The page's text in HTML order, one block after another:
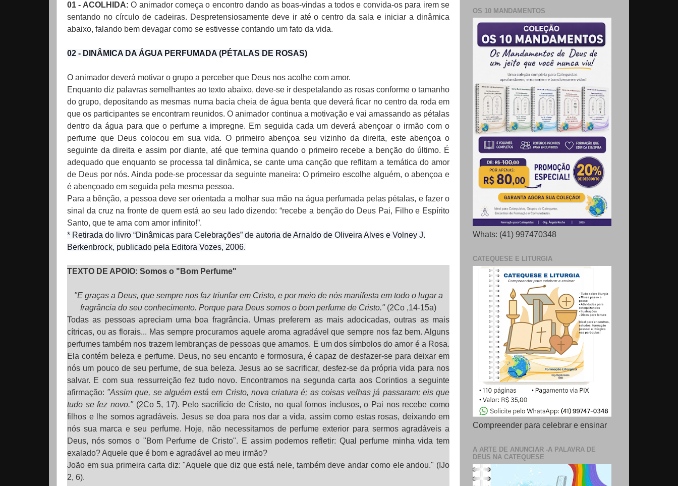
01 - ACOLHIDA:O animador começa o encontro dando as boas-vindas a todos e convida-os para irem se
sentando no círculo de cadeiras. Despretensiosamente deve ir até o centro da sala e iniciar a dinâmica
abaixo, falando bem devagar como se estivesse contando um fato da vida.
02 - DINÂMICA DA ÁGUA PERFUMADA (PÉTALAS DE ROSAS)
O animador deverá motivar o grupo a perceber que Deus nos acolhe com amor.
Enquanto diz palavras semelhantes ao texto abaixo, deve-se ir despetalando as rosas conforme o tamanho
do grupo, depositando as mesmas numa bacia cheia de água benta que deverá ficar no centro da roda em
que os participantes se encontram reunidos. O animador continua a motivação e vai amassando as pétalas
dentro da água para que o perfume a impregne. Em seguida cada um deverá abençoar o irmão com o
perfume que Deus colocou em sua vida. O primeiro abençoa seu vizinho da direita, este abençoa o
seguinte da direita e assim por diante, até que termina quando o primeiro recebe a benção do último. É
adequado que enquanto se processa tal dinâmica, se cante uma canção que reflitam a temática do amor
de Deus por nós. Ainda pode-se processar da seguinte maneira: O primeiro escolhe alguém, o abençoa e
é abençoado em seguida pela mesma pessoa.
Para a bênção, a pessoa deve ser orientada a molhar sua mão na água perfumada pelas pétalas, e fazer o
sinal da cruz na fronte de quem está ao seu lado dizendo: “recebe a benção do Deus Pai, Filho e Espírito
Santo, que te ama com amor infinito!”.
* Retirada do livro “Dinâmicas para Celebrações” de autoria de Arnaldo de Oliveira Alves e Volney J.
Berkenbrock, publicado pela Editora Vozes, 2006.
TEXTO DE APOIO: Somos o "Bom Perfume"
"E graças a Deus, que sempre nos faz triunfar em Cristo, e por meio de nós manifesta em todo o lugar a
fragrância do seu conhecimento. Porque para Deus somos o bom perfume de Cristo."(2Co ,14-15a)
Todas as pessoas apreciam uma boa fragrância. Umas preferem as mais adocicadas, outras as mais
cítricas, ou as florais... Mas sempre procuramos aquele aroma agradável que sempre nos faz bem. Alguns
perfumes também nos trazem lembranças de pessoas que amamos. E um dos símbolos do amor é a Rosa.
Ela contém beleza e perfume. Deus, no seu encanto e formosura, é capaz de desfazer-se para deixar em
nós um pouco de seu perfume, de sua beleza. Jesus ao se sacrificar, desfez-se da própria vida para nos
salvar. E com sua ressurreição fez tudo novo. Encontramos na segunda carta aos Corintios a seguinte
afirmação: "Assim que, se alguém está em Cristo, nova criatura é; as coisas velhas já passaram; eis que
tudo se fez novo."(2Co 5, 17). Pelo sacrifício de Cristo, no qual fomos inclusos, o Pai nos recebe como
filhos e lhe somos agradáveis. Jesus se doa para nos dar a vida, assim como estas rosas, deixando em
nós sua marca e seu perfume. Hoje, não necessitamos de perfume exterior para sermos agradáveis a
Deus, nós somos o "Bom Perfume de Cristo". E assim podemos refletir: Qual perfume minha vida tem
exalado? Aquele que é bom e agradável ao meu irmão?
João em sua primeira carta diz: "Aquele que diz que está nele, também deve andar como ele andou." (IJo
2, 6).
OS 10 MANDAMENTOS
Whats: (41) 997470348
CATEQUESE E LITURGIA
Compreender para celebrar e ensinar
A ARTE DE ANUNCIAR -A PALAVRA DE
DEUS NA CATEQUESE